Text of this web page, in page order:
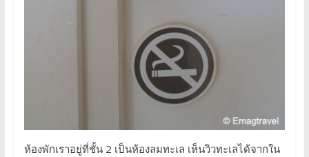
ห้องพักเราอยู่ที่ชั้น 2 เป็นห้องลมทะเล เห็นวิวทะเลได้จากใน